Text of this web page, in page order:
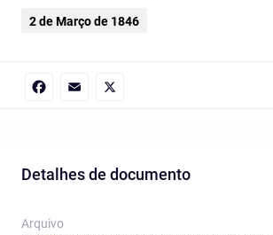
2 de Março de 1846
Detalhes de documento
Arquivo